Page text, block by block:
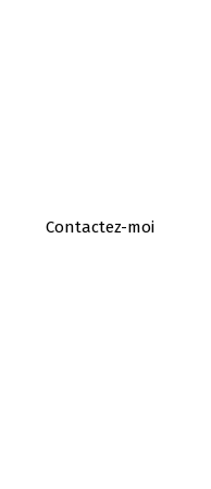
Contactez-moi